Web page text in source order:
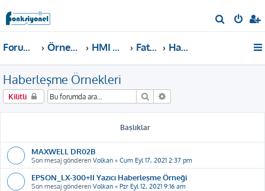
r
Forum ana sayfa Örnekler ve Dokümanlar HMI Örnekleri Fatek P2, P5 Haberleşme Örnekleri
Haberleşme Örnekleri
Kilitli Ara
Başlıklar
MAXWELL DR02B
Son mesaj gönderen Volkan « Cum Eyl 17, 2021 2:37 pm
EPSON_LX-300+II Yazıcı Haberleşme Örneği
Son mesaj gönderen Volkan « Pzr Eyl 12, 2021 9:16 am